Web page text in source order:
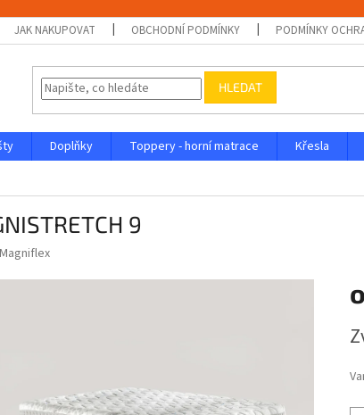
JAK NAKUPOVAT OBCHODNÍ PODMÍNKY PODMÍNKY
HLEDAT
Doplňky Toppery - horní matrace Křesla
9
Magniflex